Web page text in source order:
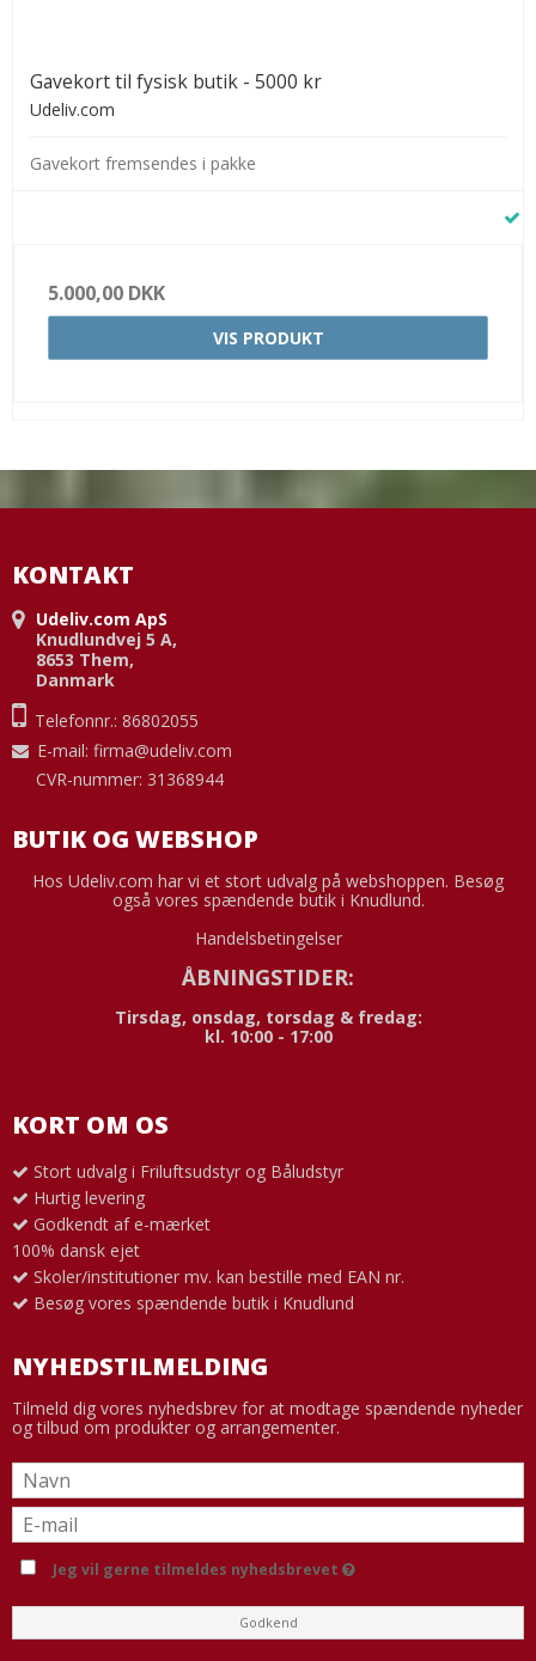
Gavekort til fysisk butik - 5000 kr
Udeliv.com
Gavekort fremsendes i pakke
5.000,00 DKK
VIS PRODUKT
KONTAKT
Udeliv.com ApS
Knudlundvej 5 A,
8653 Them,
Danmark
Telefonnr.: 86802055
E-mail: firma@udeliv.com
CVR-nummer: 31368944
BUTIK OG WEBSHOP
Hos Udeliv.com har vi et stort udvalg på webshoppen. Besøg
også vores spændende butik i Knudlund.
Handelsbetingelser
ÅBNINGSTIDER:
Tirsdag, onsdag, torsdag & fredag:
kl. 10:00 - 17:00
KORT OM OS
Stort udvalg i Friluftsudstyr og Båludstyr
Hurtig levering
Godkendt af e-mærket
100% dansk ejet
Skoler/institutioner mv. kan bestille med EAN nr.
Besøg vores spændende butik i Knudlund
NYHEDSTILMELDING
Tilmeld dig vores nyhedsbrev for at modtage spændende nyheder
og tilbud om produkter og arrangementer.
Jeg vil gerne tilmeldes nyhedsbrevet
Godkend